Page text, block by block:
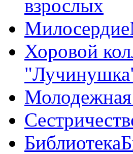
взрослых
Милосердие
Хоровой
Молодежная
Библиотека